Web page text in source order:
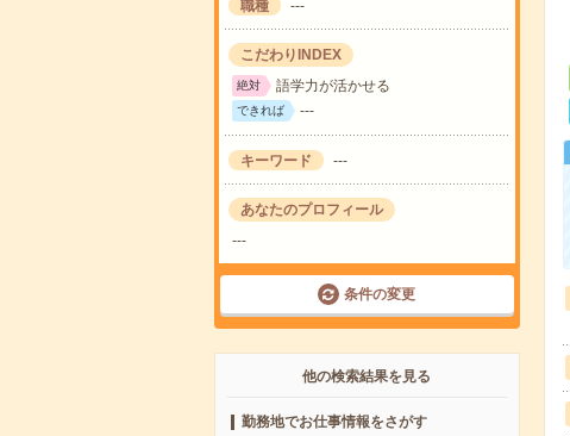
職種 ---
こだわりINDEX
絶対 語学力が活かせる
できれば ---
キーワード ---
あなたのプロフィール
---
条件の変更
他の検索結果を見る
勤務地でお仕事情報をさがす